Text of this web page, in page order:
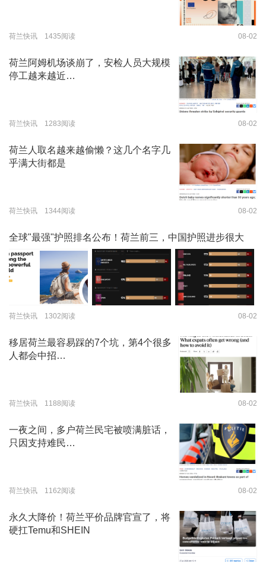
荷兰快讯 1435阅读 08-02
荷兰阿姆机场谈崩了，安检人员大规模
停工越来越近…
荷兰快讯 1283阅读 08-02
荷兰人取名越来越偷懒？这几个名字几
乎满大街都是
荷兰快讯 1344阅读 08-02
全球"最强"护照排名公布！荷兰前三，中国护照进步很大
荷兰快讯 1302阅读 08-02
移居荷兰最容易踩的7个坑，第4个很多
人都会中招…
荷兰快讯 1188阅读 08-02
一夜之间，多户荷兰民宅被喷满脏话，
只因支持难民…
荷兰快讯 1162阅读 08-02
永久大降价！荷兰平价品牌官宣了，将
硬扛Temu和SHEIN